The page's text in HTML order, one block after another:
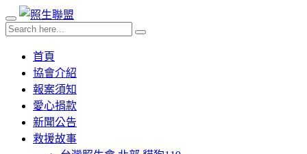
首頁
協會介紹
報案須知
愛心捐款
新聞公告
救援故事